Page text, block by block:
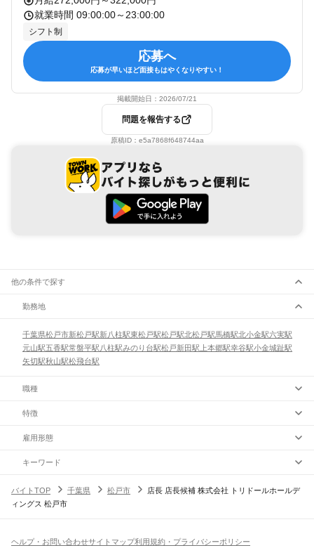
就業時間 09:00:00～23:00:00
シフト制
応募へ
応募が早いほど面接もはやくなりやすい！
掲載開始日： 2026/07/21
問題を報告する
原稿ID： e5a7868f648744aa
他の条件で探す
勤務地
千葉県松戸市新松戸駅新八柱駅東松戸駅松戸駅北松戸駅馬橋駅北小金駅六実駅
元山駅五香駅常盤平駅 八柱駅みのり台駅松戸新田駅 上本郷駅幸谷駅小金城趾駅
矢切駅秋山駅松飛台駅
職種
特徴
雇用形態
キーワード
バイトTOP 千葉県 松戸市
店長 店長候補 株式会社 トリドールホールデ
ィングス 松戸市
ヘルプ・お問い合わせサイトマップ利用規約・プライバシーポリシー